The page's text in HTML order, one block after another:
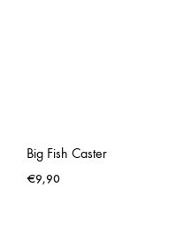
Big Fish Caster
€9,90